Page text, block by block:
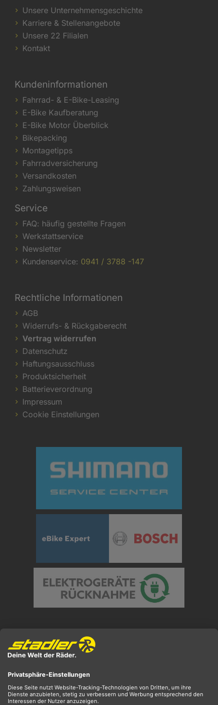
Unsere Unternehmensgeschichte
Karriere & Stellenangebote
Unsere 22 Filialen
Kontakt
Kundeninformationen
Fahrrad- & E-Bike-Leasing
E-Bike Kaufberatung
E-Bike Motor Überblick
Bikepacking
Montagetipps
Fahrradversicherung
Versandkosten
Zahlungsweisen
Service
FAQ: häufig gestellte Fragen
Werkstattservice
Newsletter
Kundenservice: 0941 / 3788 -147
Rechtliche Informationen
AGB
Widerrufs- & Rückgaberecht
Vertrag widerrufen
Datenschutz
Haftungsausschluss
Produktsicherheit
Batterieverordnung
Impressum
Cookie Einstellungen